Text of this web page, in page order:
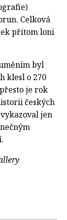
Celková
přitom loni
byl
klesl o 270
je rok
českých
jen